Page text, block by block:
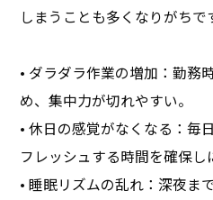
しまうことも多くなりがちで
• ダラダラ作業の増加：勤務
め、集中力が切れやすい。
• 休日の感覚がなくなる：毎
フレッシュする時間を確保し
• 睡眠リズムの乱れ：深夜ま